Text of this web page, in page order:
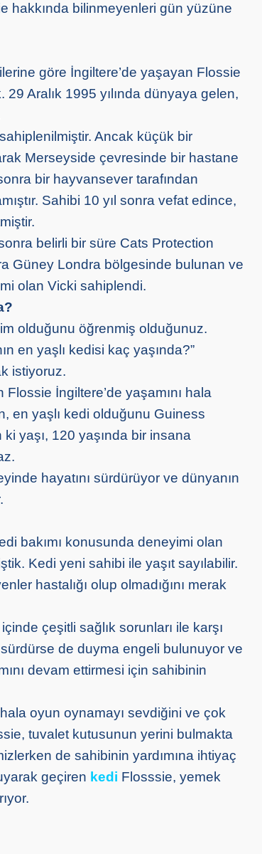
hakkında bilinmeyenleri gün yüzüne
göre İngiltere’de yaşayan Flossie
29 Aralık 1995 yılında dünyaya gelen,
Ancak küçük bir
Merseyside çevresinde bir hastane
bir hayvansever tarafından
Sahibi 10 yıl sonra vefat edince,
belirli bir süre Cats Protection
Güney Londra bölgesinde bulunan ve
olan Vicki sahiplendi.
olduğunu öğrenmiş olduğunuz.
en yaşlı kedisi kaç yaşında?”
istiyoruz.
İngiltere’de yaşamını hala
en yaşlı kedi olduğunu Guiness
yaşı, 120 yaşında bir insana
hayatını sürdürüyor ve dünyanın
bakımı konusunda deneyimi olan
Kedi yeni sahibi ile yaşıt sayılabilir.
hastalığı olup olmadığını merak
çeşitli sağlık sorunları ile karşı
sürdürse de duyma engeli bulunuyor ve
devam ettirmesi için sahibinin
oyun oynamayı sevdiğini ve çok
tuvalet kutusunun yerini bulmakta
de sahibinin yardımına ihtiyaç
geçiren kedi Flosssie, yemek